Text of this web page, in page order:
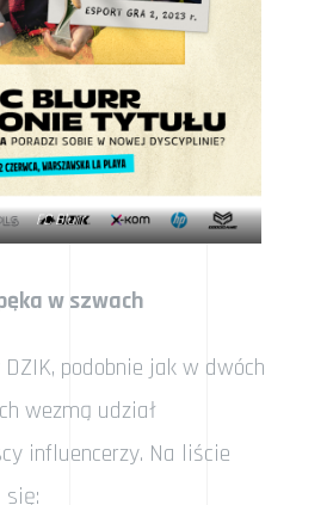
FC Blurr
w szwach
DZIK, podobnie jak w dwóch
wezmą udział
influencerzy. Na liście